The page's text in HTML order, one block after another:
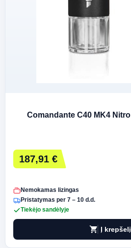
Comandante C40 MK4
187,91 €
Nemokamas lizingas
Pristatymas per 7 – 10 d.d.
Tiekėjo sandėlyje
shopping_cart Į krepšelį